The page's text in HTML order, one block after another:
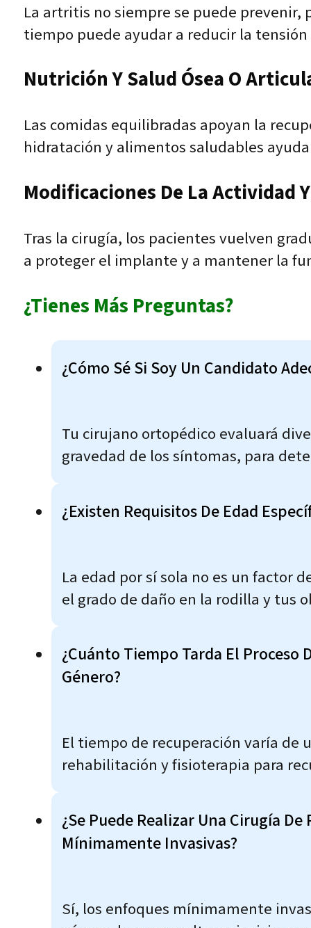
La artritis no siempre se puede
tiempo puede ayudar a reducir la
Nutrición Y Salud Ósea O
Las comidas equilibradas apoyan la
hidratación y alimentos saludables
Modificaciones De La Actividad
Tras la cirugía, los pacientes vuelven
a proteger el implante y a mantener la
¿Tienes Más Preguntas?
¿Cómo Sé Si Soy Un Candidato
Tu cirujano ortopédico evaluará
gravedad de los síntomas, para
¿Existen Requisitos De Edad
La edad por sí sola no es un factor
el grado de daño en la rodilla y tus
¿Cuánto Tiempo Tarda El Proceso
Género?
El tiempo de recuperación varía de
rehabilitación y fisioterapia para
¿Se Puede Realizar Una Cirugía
Mínimamente Invasivas?
Sí, los enfoques mínimamente